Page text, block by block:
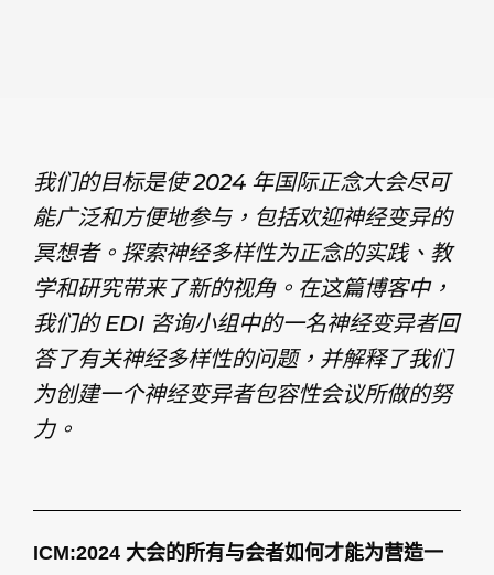
我们的目标是使 2024 年国际正念大会尽可
能广泛和方便地参与，包括欢迎神经变异的
冥想者。探索神经多样性为正念的实践、教
学和研究带来了新的视角。在这篇博客中，
我们的 EDI 咨询小组中的一名神经变异者回
答了有关神经多样性的问题，并解释了我们
为创建一个神经变异者包容性会议所做的努
力。
ICM:2024 大会的所有与会者如何才能为营造一